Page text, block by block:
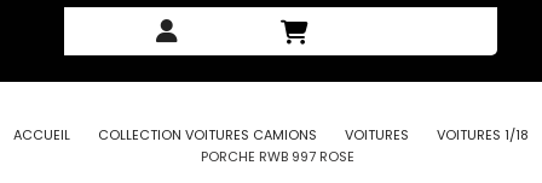
ACCUEIL COLLECTION VOITURES CAMIONS VOITURES
VOITURES 1/18
PORCHE RWB 997 ROSE